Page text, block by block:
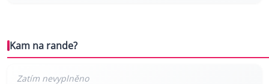
Kam na rande?